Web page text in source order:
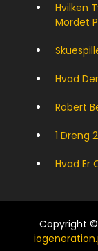
Hvilken
Mordet
Hvad
Robert
1 Dreng
Hvad Er
Copyright ©